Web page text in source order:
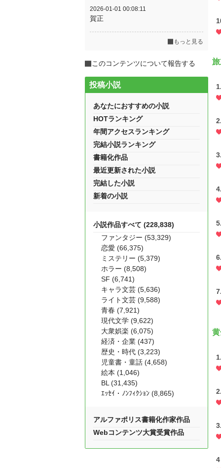
1.
2.
3.
4.
5.
6.
7.
1.
2.
3.
4
2026-01-01 00:08:11
賀正
もっと見る
このコンテンツについて報告する
投稿小説
あなたにおすすめの小説
HOTランキング
年間アクセスランキング
完結小説ランキング
書籍化作品
最近更新された小説
完結した小説
新着の小説
小説作品すべて (228,838)
ファンタジー (53,329)
恋愛 (66,375)
ミステリー (5,379)
ホラー (8,508)
SF (6,741)
キャラ文芸 (5,636)
ライト文芸 (9,588)
青春 (7,921)
現代文学 (9,622)
大衆娯楽 (6,075)
経済・企業 (437)
歴史・時代 (3,223)
児童書・童話 (4,658)
絵本 (1,046)
BL (31,435)
ｴｯｾｲ・ﾉﾝﾌｨｸｼｮﾝ (8,865)
アルファポリス書籍化作家作品
Webコンテンツ大賞受賞作品